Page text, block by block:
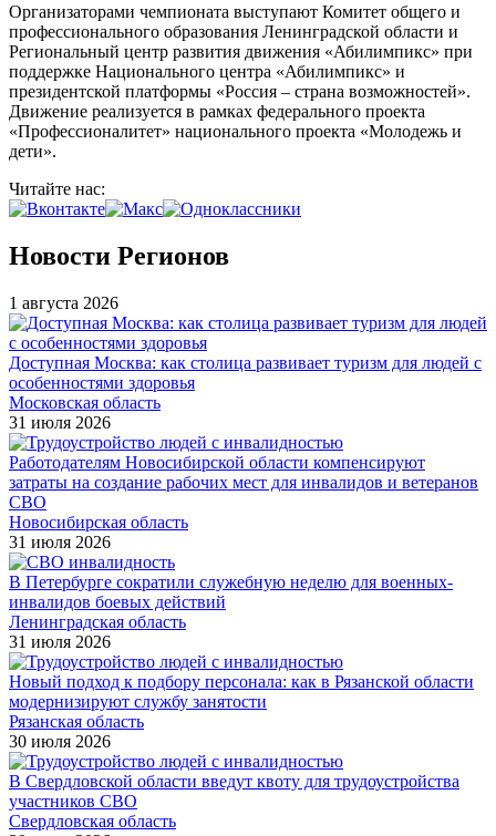
Организаторами чемпионата выступают Комитет общего и
профессионального образования Ленинградской области и
Региональный центр развития движения «Абилимпикс» при
поддержке Национального центра «Абилимпикс» и
президентской платформы «Россия – страна возможностей».
Движение реализуется в рамках федерального проекта
«Профессионалитет» национального проекта «Молодежь и
дети».
Читайте нас:
Новости Регионов
1 августа 2026
Доступная Москва: как столица развивает туризм для людей с
особенностями здоровья
Московская область
31 июля 2026
Работодателям Новосибирской области компенсируют
затраты на создание рабочих мест для инвалидов и ветеранов
СВО
Новосибирская область
31 июля 2026
В Петербурге сократили служебную неделю для военных-
инвалидов боевых действий
Ленинградская область
31 июля 2026
Новый подход к подбору персонала: как в Рязанской области
модернизируют службу занятости
Рязанская область
30 июля 2026
В Свердловской области введут квоту для трудоустройства
участников СВО
Свердловская область